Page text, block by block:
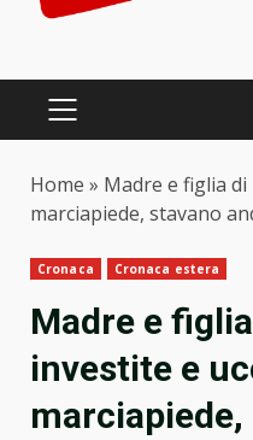
PRIMARY
Home » Madre e figlia
marciapiede, stavano
Cronaca Cronaca estera
Madre e
investite e
marciapiede,